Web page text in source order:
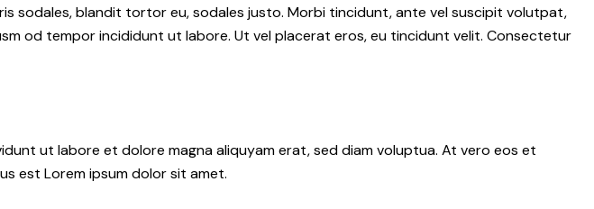
sodales, blandit tortor eu, sodales justo. Morbi tincidunt, ante vel suscipit volutpat,
od tempor incididunt ut labore. Ut vel placerat eros, eu tincidunt velit. Consectetur
ut labore et dolore magna aliquyam erat, sed diam voluptua. At vero eos et
est Lorem ipsum dolor sit amet.